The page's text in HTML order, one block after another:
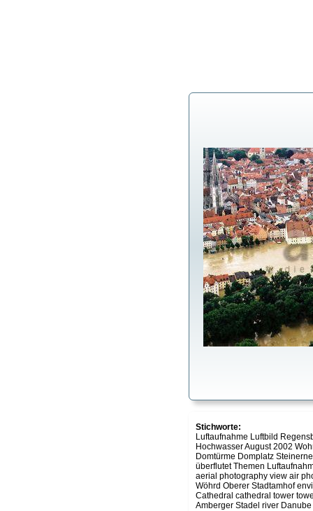
Stichworte:
Luftaufnahme Luftbild
Hochwasser August 2002
Domtürme Domplatz
überflutet Themen
aerial photography view air
Wöhrd Oberer Stadtamhof
Cathedral cathedral tower
Amberger Stadel river